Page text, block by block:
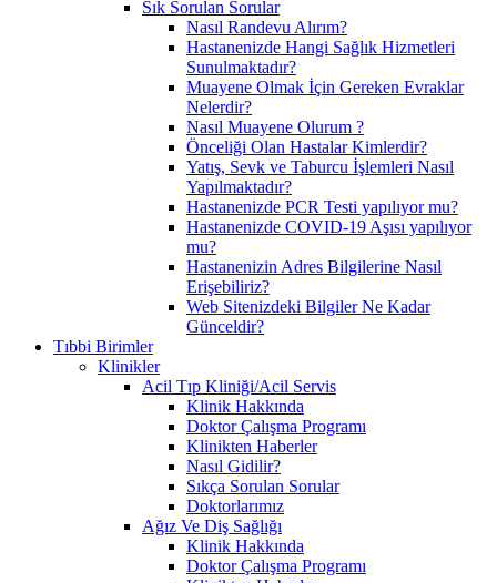
Sık Sorulan Sorular
Nasıl Randevu Alırım?
Hastanenizde Hangi Sağlık Hizmetleri
Sunulmaktadır?
Muayene Olmak İçin Gereken Evraklar
Nelerdir?
Nasıl Muayene Olurum ?
Önceliği Olan Hastalar Kimlerdir?
Yatış, Sevk ve Taburcu İşlemleri Nasıl
Yapılmaktadır?
Hastanenizde PCR Testi yapılıyor mu?
Hastanenizde COVID-19 Aşısı yapılıyor
mu?
Hastanenizin Adres Bilgilerine Nasıl
Erişebiliriz?
Web Sitenizdeki Bilgiler Ne Kadar
Günceldir?
Tıbbi Birimler
Klinikler
Acil Tıp Kliniği/Acil Servis
Klinik Hakkında
Doktor Çalışma Programı
Klinikten Haberler
Nasıl Gidilir?
Sıkça Sorulan Sorular
Doktorlarımız
Ağız Ve Diş Sağlığı
Klinik Hakkında
Doktor Çalışma Programı